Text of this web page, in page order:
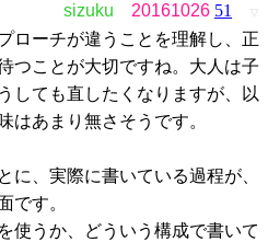
sizuku 20161026 51 ▽
ローチが違うことを理解し、正
つことが大切ですね。大人は子
しても直したくなりますが、以
はあまり無さそうです。
に、実際に書いている過程が、
です。
使うか、どういう構成で書いて